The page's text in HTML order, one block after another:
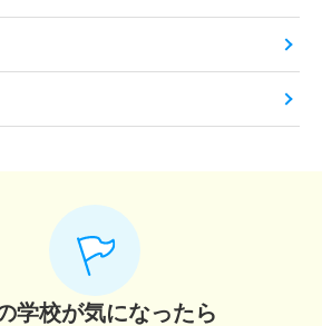
学校が気になったら